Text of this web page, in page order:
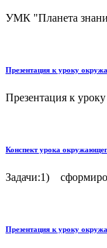
УМК "Планета
Презентация к уроку
Презентация к
Конспект урока
Задачи:1)
Презентация к уроку